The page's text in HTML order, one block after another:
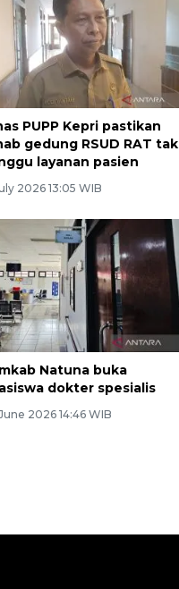
PUPP Kepri pastikan
gedung RSUD RAT tak
layanan pasien
2026 13:05 WIB
Natuna buka
dokter spesialis
2026 14:46 WIB